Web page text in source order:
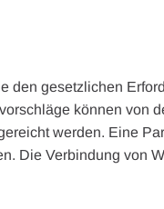
den gesetzlichen
können von
werden. Eine
Die Verbindung von